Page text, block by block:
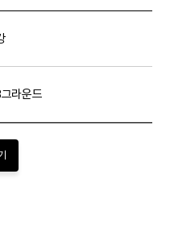
라운드